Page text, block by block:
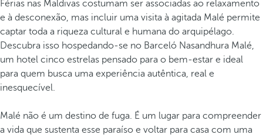
Férias nas Maldivas costumam ser associadas ao relaxamento
e à desconexão, mas incluir uma visita à agitada Malé permite
captar toda a riqueza cultural e humana do arquipélago.
Descubra isso hospedando-se no Barceló Nasandhura Malé,
um hotel cinco estrelas pensado para o bem-estar e ideal
para quem busca uma experiência autêntica, real e
inesquecível.
Malé não é um destino de fuga. É um lugar para compreender
a vida que sustenta esse paraíso e voltar para casa com uma
d
i
v
a
s
e
u
d
o